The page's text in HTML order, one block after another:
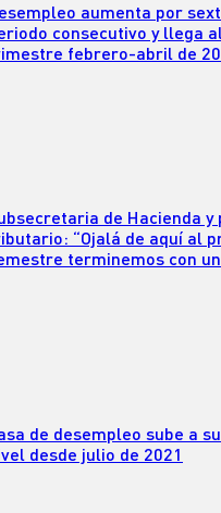
aumenta por
consecutivo y llega
febrero-abril de
de Hacienda y
“Ojalá de aquí al
terminemos con
de desempleo sube a
desde julio de 2021